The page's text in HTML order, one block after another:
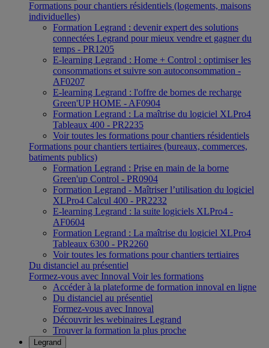
Formations pour chantiers résidentiels (logements, maisons
individuelles)
Formation Legrand : devenir expert des solutions
connectées Legrand pour mieux vendre et gagner du
temps - PR1205
E-learning Legrand : Home + Control : optimiser les
consommations et suivre son autoconsommation -
AF0207
E-learning Legrand : l'offre de bornes de recharge
Green'UP HOME - AF0904
Formation Legrand : La maîtrise du logiciel XLPro4
Tableaux 400 - PR2235
Voir toutes les formations pour chantiers résidentiels
Formations pour chantiers tertiaires (bureaux, commerces,
batiments publics)
Formation Legrand : Prise en main de la borne
Green'up Control - PR0904
Formation Legrand - Maîtriser l’utilisation du logiciel
XLPro4 Calcul 400 - PR2232
E-learning Legrand : la suite logiciels XLPro4 -
AF0604
Formation Legrand : La maîtrise du logiciel XLPro4
Tableaux 6300 - PR2260
Voir toutes les formations pour chantiers tertiaires
Du distanciel au présentiel
Formez-vous avec Innoval Voir les formations
Accéder à la plateforme de formation innoval en ligne
Du distanciel au présentiel
Formez-vous avec Innoval
Découvrir les webinaires Legrand
Trouver la formation la plus proche
Legrand